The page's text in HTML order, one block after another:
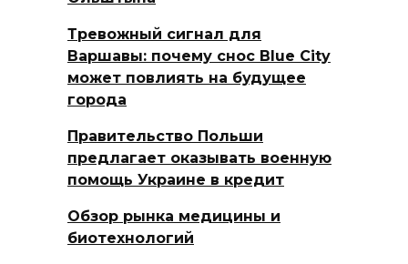
Тревожный сигнал для
Варшавы: почему снос Blue City
может повлиять на будущее
города
Правительство Польши
предлагает оказывать военную
помощь Украине в кредит
Обзор рынка медицины и
биотехнологий